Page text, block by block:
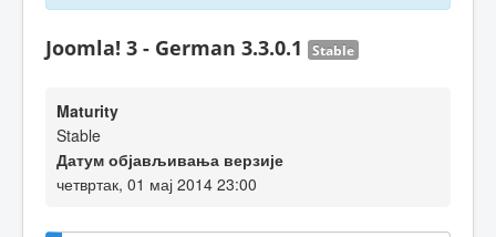
Joomla! 3 - German 3.3.0.1 Stable
Maturity
Stable
Датум објављивања верзије
четвртак, 01 мај 2014 23:00